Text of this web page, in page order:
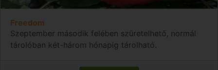
Freedom
Szeptember második felében szüretelhető, normál
tárolóban két-három hónapig tárolható.